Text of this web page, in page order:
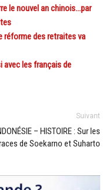
le nouvel an chinois…par
réforme des retraites va
avec les français de
Suivant
– HISTOIRE : Sur les
de Soekarno et Suharto